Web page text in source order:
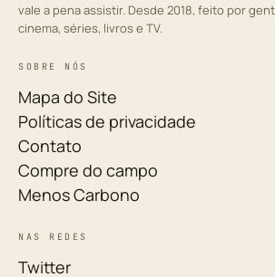
vale a pena assistir. Desde 2018, feito por
cinema, séries, livros e TV.
SOBRE NÓS
Mapa do Site
Políticas de privacidade
Contato
Compre do campo
Menos Carbono
NAS REDES
Twitter